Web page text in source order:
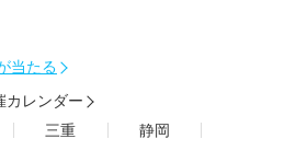
当たる
カレンダー
三重 静岡